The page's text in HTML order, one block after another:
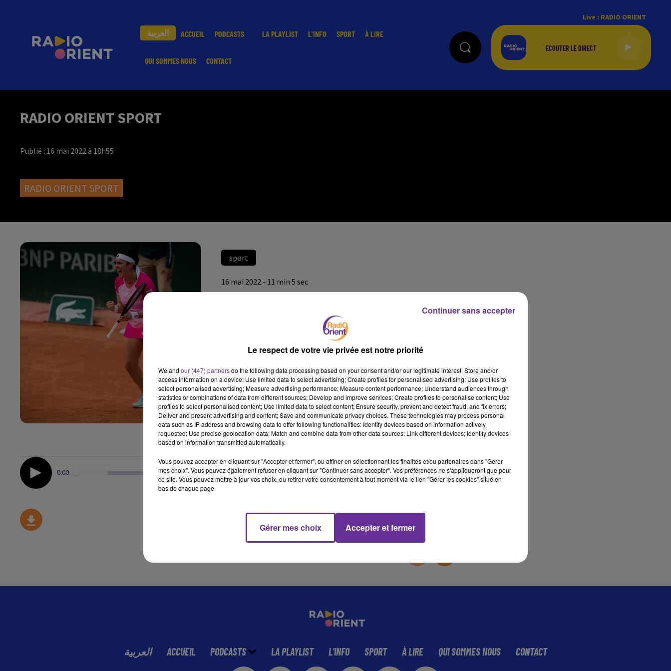
العربية ACCUEIL PODCASTS LA PLAYLIST L'INFO SPORT À LIRE
QUI SOMMES NOUS CONTACT
Live : RADIO ORIENT
RADIO ORIENT SPORT
Publié : 16 mai 2022 à 18h55
RADIO ORIENT SPORT
sport
16 mai 2022 - 11 min 5 sec
On débute notre journal du sport avec la championne Tunisienne
pour atteindre le sixième rang, son meilleur résultat en
carrière…
0:00 11 min 5 sec
العربية ACCUEIL PODCASTS LA PLAYLIST L'INFO SPORT À LIRE QUI SOMMES NOUS CONTACT
Le respect de votre vie privée est notre priorité
We and our (447) partnersdo the following data processing based on your consent and/or our legitimate interest: Store and/or
access information on a device; Use limited data to select advertising; Create profiles for personalised advertising; Use profiles to
select personalised advertising; Measure advertising performance; Measure content performance; Understand audiences through
statistics or combinations of data from different sources; Develop and improve services; Create profiles to personalise content; Use
profiles to select personalised content; Use limited data to select content; Ensure security, prevent and detect fraud, and fix errors;
Deliver and present advertising and content; Save and communicate privacy choices. These technologies may process personal
data such as IP address and browsing data to offer following functionalities: Identify devices based on information actively
requested; Use precise geolocation data; Match and combine data from other data sources; Link different devices; Identify devices
based on information transmitted automatically.
Vous pouvez accepter en cliquant sur "Accepter et fermer", ou affiner en sélectionnant les finalités et/ou partenaires dans "Gérer
mes choix". Vous pouvez également refuser en cliquant sur "Continuer sans accepter". Vos préférences ne s'appliqueront que pour
ce site. Vous pouvez mettre à jour vos choix, ou retirer votre consentement à tout moment via le lien "Gérer les cookies" situé en
bas de chaque page.
Gérer mes choix Accepter et fermer
Continuer sans accepter